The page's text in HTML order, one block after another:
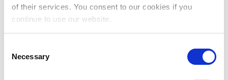
of their services. You consent to our cookies if you
continue to use our website.
NecessaryNous facilitons les opportunités de mise